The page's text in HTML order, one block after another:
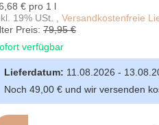
€ pro 1 l
19% USt. , Versandkostenfreie
Preis: 79,95 €
verfügbar
Lieferdatum: 11.08.2026 -
Noch 49,00 € und wir versenden